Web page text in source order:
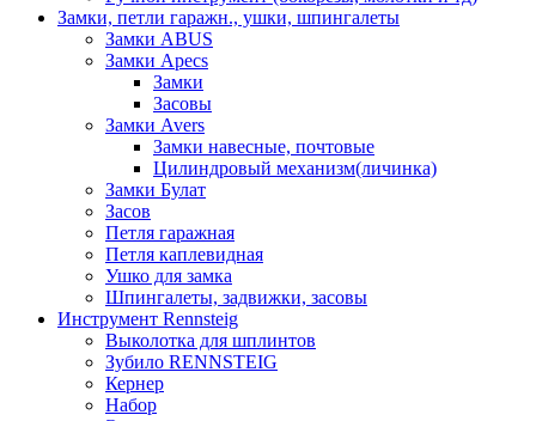
Замки, петли гаражн., ушки, шпингалеты
Замки ABUS
Замки Apecs
Замки
Засовы
Замки Avers
Замки навесные, почтовые
Цилиндровый механизм(личинка)
Замки Булат
Засов
Петля гаражная
Петля каплевидная
Ушко для замка
Шпингалеты, задвижки, засовы
Инструмент Rennsteig
Выколотка для шплинтов
Зубило RENNSTEIG
Кернер
Набор